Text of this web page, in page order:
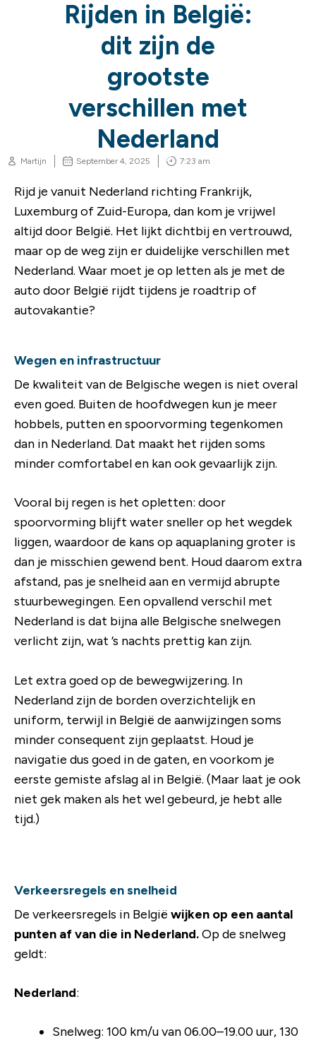
Rijden in België:
dit zijn de
grootste
verschillen met
Nederland
Martijn September 4, 2025 7:23 am
Rijd je vanuit Nederland richting Frankrijk,
Luxemburg of Zuid-Europa, dan kom je vrijwel
altijd door België. Het lijkt dichtbij en vertrouwd,
maar op de weg zijn er duidelijke verschillen met
Nederland. Waar moet je op letten als je met de
auto door België rijdt tijdens je roadtrip of
autovakantie?
Wegen en infrastructuur
De kwaliteit van de Belgische wegen is niet overal
even goed. Buiten de hoofdwegen kun je meer
hobbels, putten en spoorvorming tegenkomen
dan in Nederland. Dat maakt het rijden soms
minder comfortabel en kan ook gevaarlijk zijn.
Vooral bij regen is het opletten: door
spoorvorming blijft water sneller op het wegdek
liggen, waardoor de kans op aquaplaning groter is
dan je misschien gewend bent. Houd daarom extra
afstand, pas je snelheid aan en vermijd abrupte
stuurbewegingen. Een opvallend verschil met
Nederland is dat bijna alle Belgische snelwegen
verlicht zijn, wat ’s nachts prettig kan zijn.
Let extra goed op de bewegwijzering. In
Nederland zijn de borden overzichtelijk en
uniform, terwijl in België de aanwijzingen soms
minder consequent zijn geplaatst. Houd je
navigatie dus goed in de gaten, en voorkom je
eerste gemiste afslag al in België. (Maar laat je ook
niet gek maken als het wel gebeurd, je hebt alle
tijd.)
Verkeersregels en snelheid
De verkeersregels in België wijken op een aantal
punten af van die in Nederland.Op de snelweg
geldt:
Nederland:
Snelweg: 100 km/u van 06.00–19.00 uur, 130